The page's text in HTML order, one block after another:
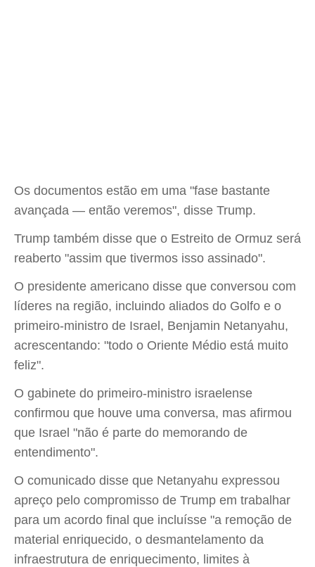
Os documentos estão em uma "fase bastante
avançada — então veremos", disse Trump.
Trump também disse que o Estreito de Ormuz será
reaberto "assim que tivermos isso assinado".
O presidente americano disse que conversou com
líderes na região, incluindo aliados do Golfo e o
primeiro-ministro de Israel, Benjamin Netanyahu,
acrescentando: "todo o Oriente Médio está muito
feliz".
O gabinete do primeiro-ministro israelense
confirmou que houve uma conversa, mas afirmou
que Israel "não é parte do memorando de
entendimento".
O comunicado disse que Netanyahu expressou
apreço pelo compromisso de Trump em trabalhar
para um acordo final que incluísse "a remoção de
material enriquecido, o desmantelamento da
infraestrutura de enriquecimento, limites à